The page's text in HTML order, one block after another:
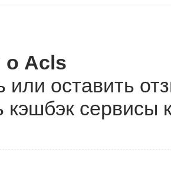
Acls
или оставить
кэшбэк сервисы